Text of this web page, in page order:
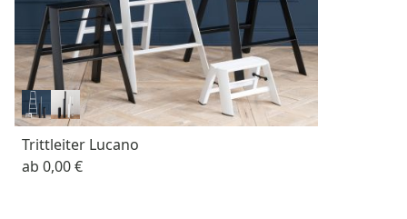
Trittleiter Lucano
ab 0,00 €